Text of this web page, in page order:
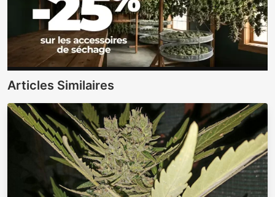
Articles Similaires